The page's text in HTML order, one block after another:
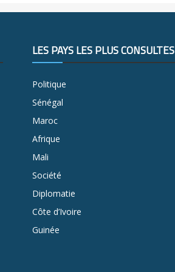
LES PAYS LES PLUS CONSULTÉS
Politique
Sénégal
Maroc
Afrique
Mali
Société
Diplomatie
Côte d’Ivoire
Guinée